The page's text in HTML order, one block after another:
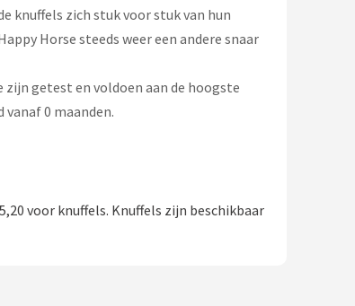
knuffels zich stuk voor stuk van hun
Horse steeds weer een andere snaar
getest en voldoen aan de hoogste
0 maanden.
voor knuffels. Knuffels zijn beschikbaar